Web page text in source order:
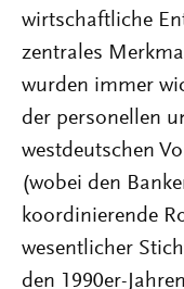
wirtschaftliche
zentrales
wurden immer
der personellen
westdeutschen
(wobei den
koordinierende
wesentlicher
den 1990er-